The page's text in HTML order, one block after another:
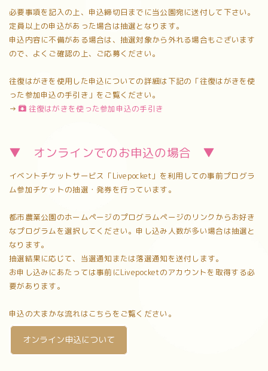
必要事項を記入の上、申込締切日までに当公園宛に送付して下さい。
定員以上の申込があった場合は抽選となります。
申込内容に不備がある場合は、抽選対象から外れる場合もございます
ので、よくご確認の上、ご応募ください。
往復はがきを使用した申込についての詳細は下記の「往復はがきを使
った参加申込の手引き」をご覧ください。
→
往復はがきを使った参加申込の手引き
▼ オンラインでのお申込の場合 ▼
イベントチケットサービス「Livepocket」を利用しての事前プログラ
ム参加チケットの抽選・発券を行っています。
都市農業公園のホームページのプログラムページのリンクからお好き
なプログラムを選択してください。申し込み人数が多い場合は抽選と
なります。
抽選結果に応じて、当選通知または落選通知を送付します。
お申し込みにあたっては事前にLivepocketのアカウントを取得する必
要があります。
申込の大まかな流れはこちらをご覧ください。
オンライン申込について